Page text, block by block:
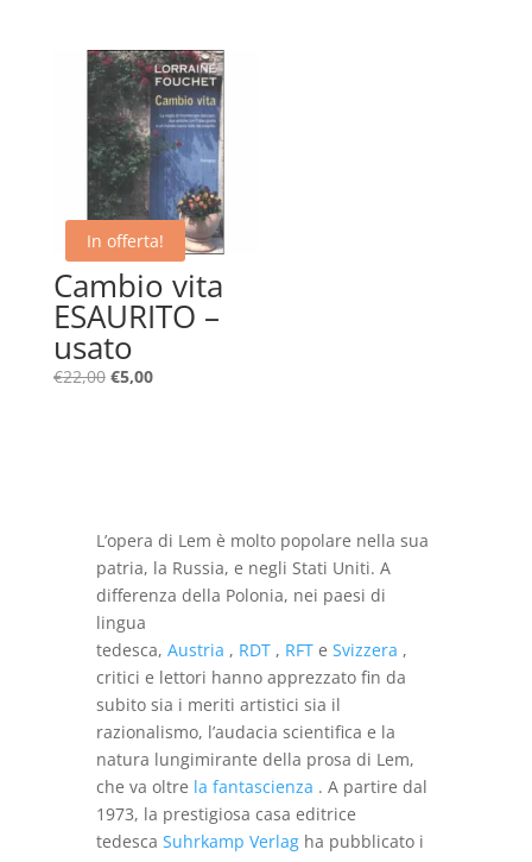
€10,00.€6,00.
In offerta!
Cambio vita
ESAURITO –
usato
€22,00 Il
€5,00Il
L’opera di Lem è molto popolare nella sua
patria, la Russia, e negli Stati Uniti. A
differenza della Polonia, nei paesi di
lingua
tedesca, Austria , RDT , RFT e Svizzera ,
critici e lettori hanno apprezzato fin da
subito sia i meriti artistici sia il
razionalismo, l’audacia scientifica e la
natura lungimirante della prosa di Lem,
che va oltre la fantascienza . A partire dal
1973, la prestigiosa casa editrice
tedesca Suhrkamp Verlag ha pubblicato i